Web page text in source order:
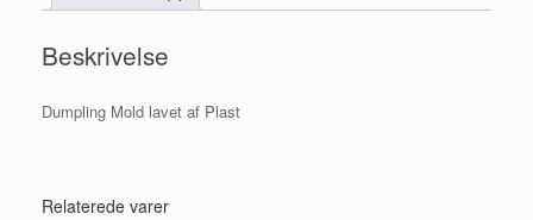
Beskrivelse
Dumpling Mold lavet af Plast
Relaterede varer